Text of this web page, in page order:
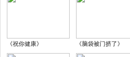
《祝你健康》 《脑袋被门挤了》